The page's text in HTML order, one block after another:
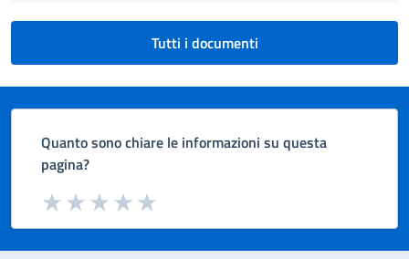
Tutti i documenti
Quanto sono chiare le informazioni su questa
pagina?
Valuta da 1 a 5 stelle la pagina
Valuta 5 stelle su 5
Valuta 4 stelle su 5
Valuta 3 stelle su 5
Valuta 2 stelle su 5
Valuta 1 stelle su 5